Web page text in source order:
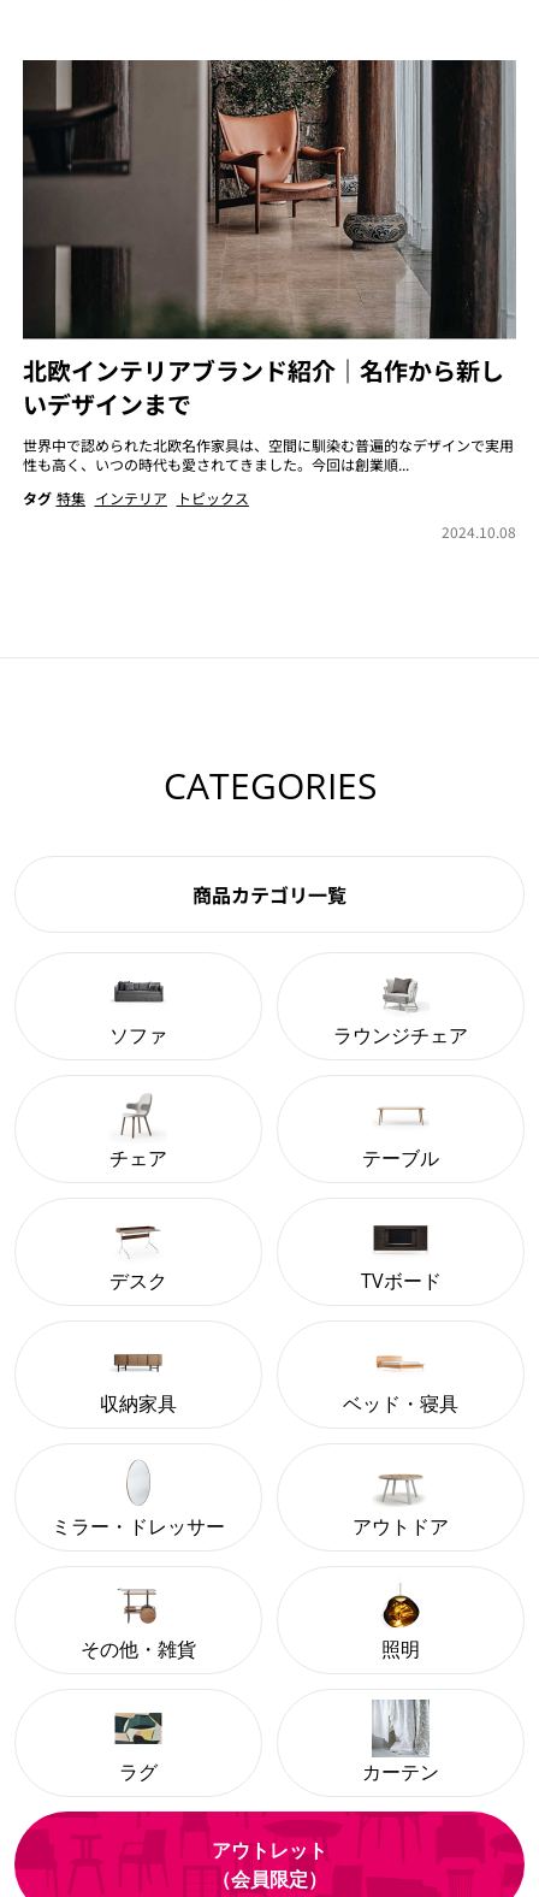
北欧インテリアブランド紹介｜名作から新し
いデザインまで
世界中で認められた北欧名作家具は、空間に馴染む普遍的なデザインで実用
性も高く、いつの時代も愛されてきました。今回は創業順...
タグ 特集 インテリア
トピックス
2024.10.08
CATEGORIES
商品カテゴリ一覧
ソファ ラウンジチェア
チェア テーブル
デスク TVボード
収納家具 ベッド・寝具
ミラー・ドレッサー アウトドア
その他・雑貨 照明
ラグ カーテン
アウトレット
（会員限定）